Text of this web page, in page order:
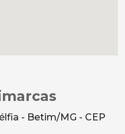
- Betim/MG - CEP